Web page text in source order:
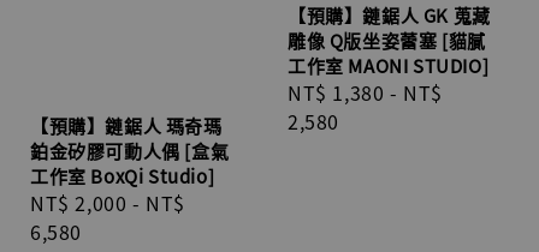
【預購】鏈鋸人 瑪奇瑪
鉑金矽膠可動人偶 [盒氣
工作室 BoxQi Studio]
Regular
price
NT$ 2,000 - NT$
6,580
【預購】鏈鋸人 GK 蒐藏
雕像 Q版坐姿蕾塞 [貓膩
工作室 MAONI STUDIO]
Regular
price
NT$ 1,380 - NT$
2,580